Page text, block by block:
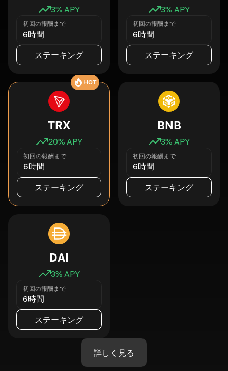
3% APY
初回の報酬まで
6時間
ステーキング
3% APY
初回の報酬まで
6時間
ステーキング
HOT
TRX
20% APY
初回の報酬まで
6時間
ステーキング
BNB
3% APY
初回の報酬まで
6時間
ステーキング
DAI
3% APY
初回の報酬まで
6時間
ステーキング
詳しく見る